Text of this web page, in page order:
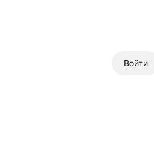
Войти